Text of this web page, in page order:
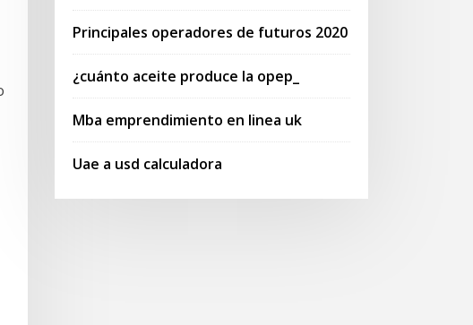
Principales operadores de futuros 2020
¿cuánto aceite produce la opep_
Mba emprendimiento en linea uk
Uae a usd calculadora